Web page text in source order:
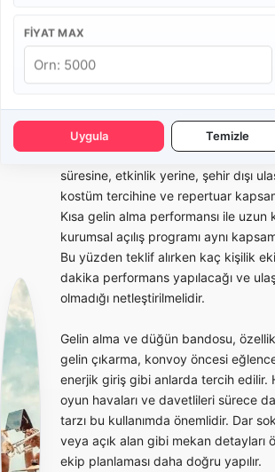
FIYAT MAX
Uygula Temizle
kurumsal davetlerde enerjik canlı
sunan gezici müzik ekibidir. Davul,
klarnet, saksafon, zurna veya farklı
enstrümanlardan oluşabilir. Bando
başlangıcında dikkat çekici bir
ve kalabalığın enerjisini hızlıca
Bando takımı fiyatları; ekipteki kişi
süresine, etkinlik yerine, şehir dışı
kostüm tercihine ve repertuar
Kısa gelin alma performansı ile
kurumsal açılış programı aynı
Bu yüzden teklif alırken kaç kişilik
dakika performans yapılacağı ve
olmadığı netleştirilmelidir.
Gelin alma ve düğün bandosu,
gelin çıkarma, konvoy öncesi
enerjik giriş gibi anlarda tercih edilir.
oyun havaları ve davetlileri sürece
tarzı bu kullanımda önemlidir. Dar
veya açık alan gibi mekan detayları
ekip planlaması daha doğru yapılır.